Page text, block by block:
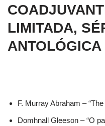
LIMITADA,
F. Murray Abraham –
Domhnall Gleeson – “O